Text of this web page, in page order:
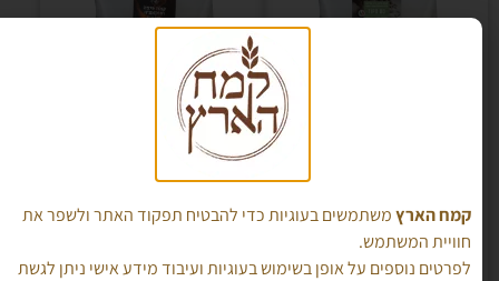
מאיטליה- להתפחה קצרה
בניפוי)
70.00
קמח פיצה ופוקאצ'ה אריזת
5 ק"ג
₪ 55.00 קמח הארץמשתמשים בעוגיות כדי להבטיח תפקוד האתר ולשפר את
חוויית המשתמש.
לפרטים נוספים על אופן בשימוש בעוגיות ועיבוד מידע אישי ניתן לגשת